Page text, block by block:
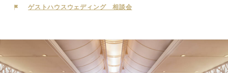
ン」があります。岡山屈指の緑豊かな庭園を臨みながらの季節ごとの
ご利用ください。
ゲストハウスウェディング 相談会